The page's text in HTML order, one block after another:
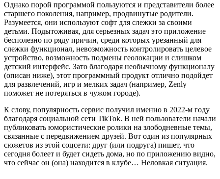
Однако порой программой пользуются и представители более
старшего поколения, например, продвинутые родители.
Разумеется, они используют софт для слежки за своими
детьми. Подытоживая, для серьезных задач это приложение
бесполезно по ряду причин, среди которых урезанный для
слежки функционал, невозможность контролировать целевое
устройство, возможность подмены геолокации и слишком
детский интерфейс. Зато благодаря необычному функционалу
(описан ниже), этот программный продукт отлично подойдет
для развлечений, игр и мелких задач (например, Zenly
поможет не потеряться в чужом городе).
К слову, популярность сервис получил именно в 2022-м году
благодаря социальной сети TikTok. В ней пользователи начали
публиковать юмористические ролики на злободневные темы,
связанные с передвижением друзей. Вот один из популярных
сюжетов из этой соцсети: друг (или подруга) пишет, что
сегодня болеет и будет сидеть дома, но по приложению видно,
что сейчас он (она) находится в клубе… Неловкая ситуация.